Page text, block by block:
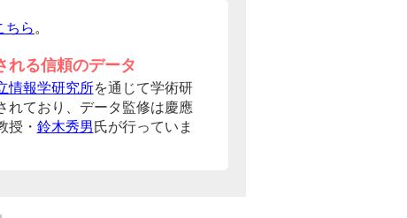
ちら 。
れる信頼のデータ
情報学研究所を通じて学術研
れており、データ監修は慶應
授・ 鈴木秀男 氏が行っていま